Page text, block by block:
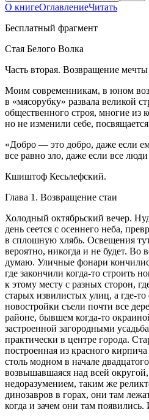
О книгеОглавлениеЧитать
Бесплатный фрагмент
Стая Белого Волка
Часть вторая. Возвращение мечты
Моим современникам, в юном
в «мясорубку» развала великой
общественного строя, многие из
но не изменили себе,
«Добро — это добро, даже если
все равно зло, даже если все
Кшиштоф Кесьлефский.
Глава 1. Возвращение стаи
Холодный октябрьский вечер.
день сеется с осеннего неба,
в сплошную хлябь. Освещения
вероятно, никогда и не будет. Во
думаю. Уличные фонари
где закончили когда-то строить
к этому месту с разных сторон,
старых извилистых улиц, а где-то
новостройки съели почти все
районе, бывшем когда-то
застроенной загородными
практически в центре города.
построенная из красного
столь модном в начале
возвышавшаяся над всей
недоразумением, таким же
динозавров в горах, они там
когда и зачем они там